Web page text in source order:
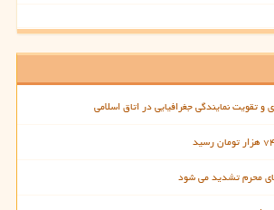
و تقویت نمایندگی جغرافیایی در اتاق اسلامی
محرم تشدید می شود